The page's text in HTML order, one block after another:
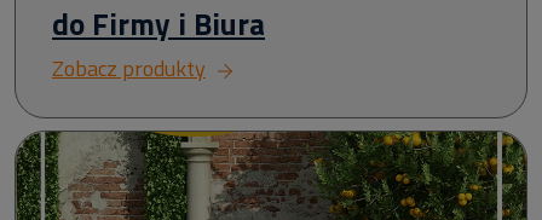
do Firmy i Biura
Zobacz produkty